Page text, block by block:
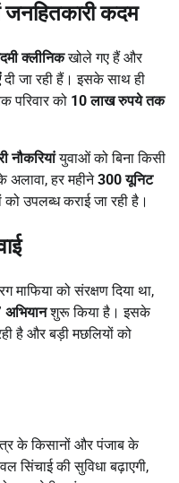
जनहितकारी कदम
क्लीनिकखोले गए हैं और
दी जा रही हैं। इसके साथ ही
परिवार को 10 लाख रुपये तक
नौकरियांयुवाओं को बिना किसी
अलावा, हर महीने300 यूनिट
उपलब्ध कराई जा रही है।
माफिया को संरक्षण दिया था,
अभियानशुरू किया है। इसके
है और बड़ी मछलियों को
के किसानों और पंजाब के
सिंचाई की सुविधा बढ़ाएगी,